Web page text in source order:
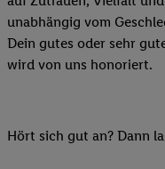
unabhängig vom
Dein gutes oder sehr
wird von uns honoriert.
Hört sich gut an? Dann